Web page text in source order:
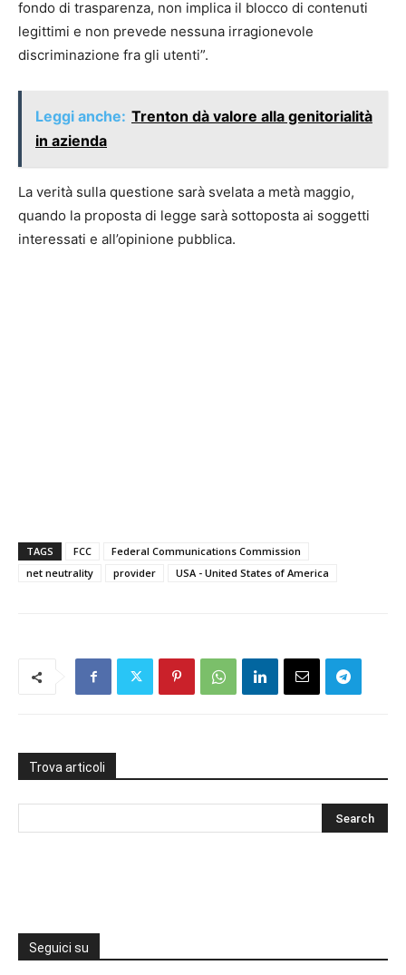
fondo di trasparenza, non implica il blocco di contenuti
legittimi e non prevede nessuna irragionevole
discriminazione fra gli utenti”.
Leggi anche: Trenton dà valore alla genitorialità
in azienda
La verità sulla questione sarà svelata a metà maggio,
quando la proposta di legge sarà sottoposta ai soggetti
interessati e all’opinione pubblica.
TAGS FCC
Federal Communications Commission
net neutrality
provider USA - United States of America
Trova articoli
Seguici su